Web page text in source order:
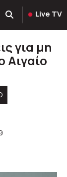
Live TV
για μη
Αιγαίο